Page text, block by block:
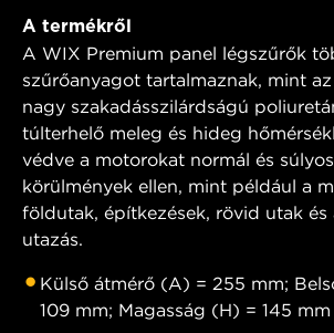
A termékről
A WIX Premium panel légszűrők
szűrőanyagot tartalmaznak, mint
nagy szakadásszilárdságú
túlterhelő meleg és hideg
védve a motorokat normál és
körülmények ellen, mint például a
földutak, építkezések, rövid utak és
utazás.
Külső átmérő (A) = 255 mm;
109 mm; Magasság (H) = 145 mm